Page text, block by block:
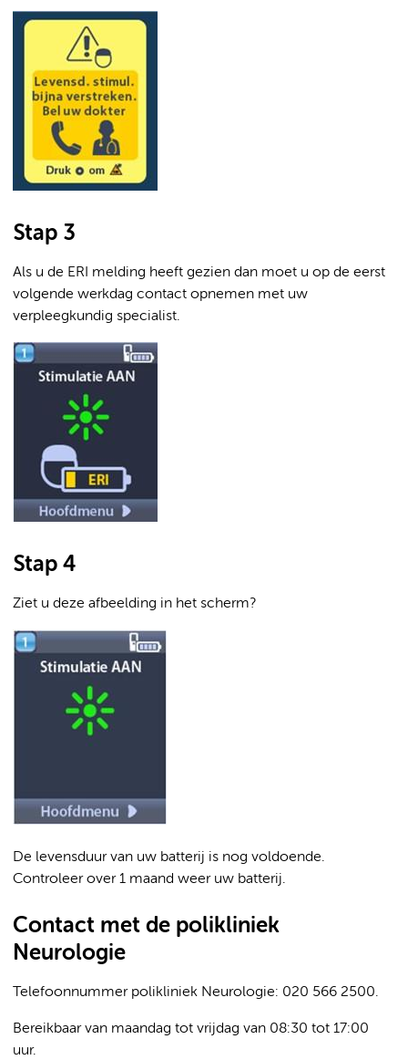
Stap 3
Als u de ERI melding heeft gezien dan moet u op de eerst
volgende werkdag contact opnemen met uw
verpleegkundig specialist.
Stap 4
Ziet u deze afbeelding in het scherm?
De levensduur van uw batterij is nog voldoende.
Controleer over 1 maand weer uw batterij.
Contact met de polikliniek
Neurologie
Telefoonnummer polikliniek Neurologie: 020 566 2500.
Bereikbaar van maandag tot vrijdag van 08:30 tot 17:00
uur.